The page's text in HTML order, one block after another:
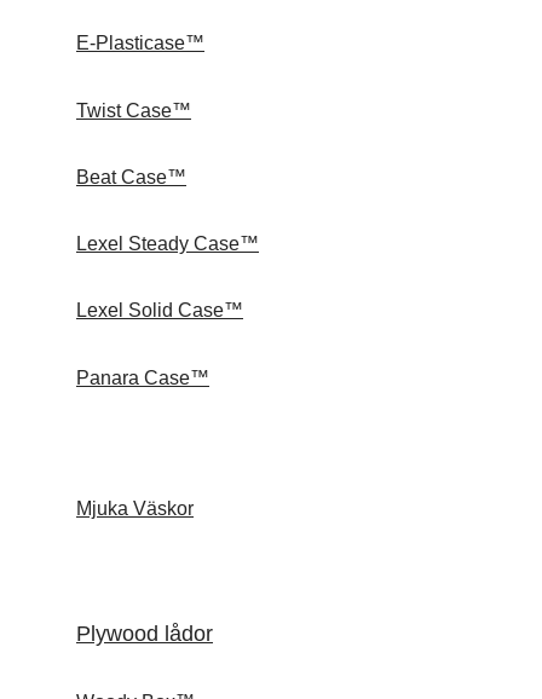
E-Plasticase™
Twist Case™
Beat Case™
Lexel Steady Case™
Lexel Solid Case™
Panara Case™
Mjuka Väskor
Plywood lådor